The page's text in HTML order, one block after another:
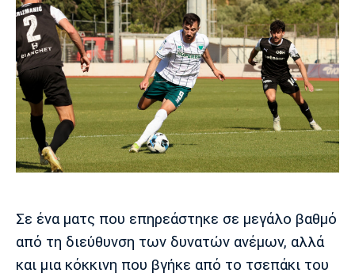
Κύπελλο
Διαιτησία
Ποδόσφαιρο Γυναικών
Α2 Μπάσκετ
FIBA World Cup 2023
Smartphones
Σινεμά
Ευ ζην
Βιβλίο
Μουσική
Η Εφημερίδα
Πρωτοσέλιδα
Έντυπη έκδοση
Στήλες
Cine Spot
Running
Απόλλων
Σμύρνης
Άρης ΟΦΗ
Παναχαϊκή Ηρακλής Βόλος
Ιωνικός Κηφισιά Πανσερραϊκός
Σε ένα ματς που επηρεάστηκε σε μεγάλο βαθμό
από τη διεύθυνση των δυνατών ανέμων, αλλά
και μια κόκκινη που βγήκε από το τσεπάκι του